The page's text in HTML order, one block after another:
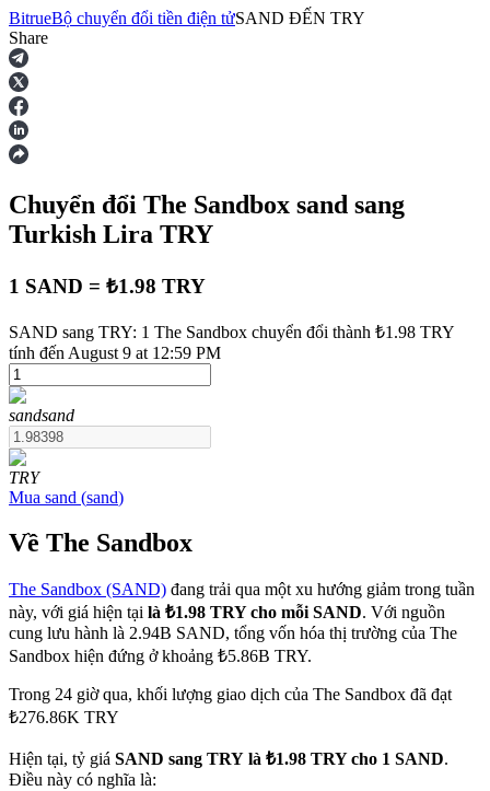
Hợp đồng tương lai
USDT Futures
Futures sử dụng USDT làm tài sản thế chấp
COIN-M Futures
Futures sử dụng token làm tài sản thế chấp
TradFi
BitrueBộ chuyển đổi tiền điện tửSAND ĐẾN TRY
Share
Chuyển đổi The Sandbox sand sang
Turkish Lira TRY
1 SAND = ₺1.98 TRY
SAND sang TRY: 1 The Sandbox chuyển đổi thành ₺1.98 TRY
tính đến August 9 at 12:59 PM
sandsand
TRY
Mua sand (sand)
Về The Sandbox
The Sandbox (SAND) đang trải qua một xu hướng giảm trong tuần
này, với giá hiện tại là ₺1.98 TRY cho mỗi SAND. Với nguồn
cung lưu hành là 2.94B SAND, tổng vốn hóa thị trường của The
Sandbox hiện đứng ở khoảng ₺5.86B TRY.
Trong 24 giờ qua, khối lượng giao dịch của The Sandbox đã đạt
₺276.86K TRY
Hiện tại, tỷ giá SAND sang TRY là ₺1.98 TRY cho 1 SAND.
Điều này có nghĩa là: